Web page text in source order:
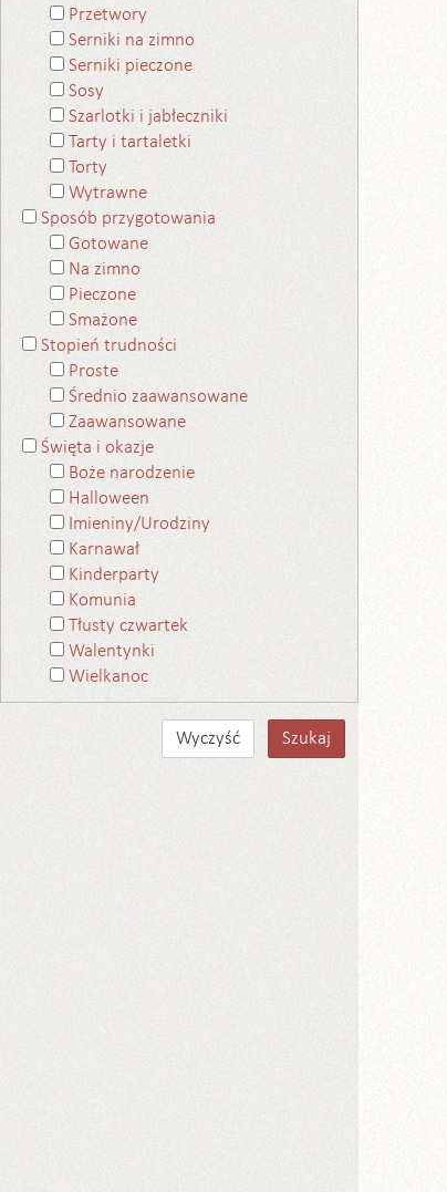
Przetwory
Serniki na zimno
Serniki pieczone
Sosy
Szarlotki i jabłeczniki
Tarty i tartaletki
Torty
Wytrawne
Sposób przygotowania
Gotowane
Na zimno
Pieczone
Smażone
Stopień trudności
Proste
Średnio zaawansowane
Zaawansowane
Święta i okazje
Boże narodzenie
Halloween
Imieniny/Urodziny
Karnawał
Kinderparty
Komunia
Tłusty czwartek
Walentynki
Wielkanoc